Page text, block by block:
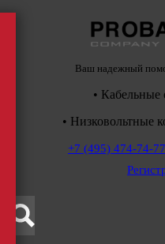
Ваш надежный
• Кабельные
• Низковольтные
+7 (495) 474-74-77